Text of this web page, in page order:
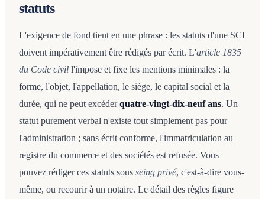
statuts
L'exigence de fond tient en une phrase : les statuts d'une SCI
doivent impérativement être rédigés par écrit. L'article 1835
du Code civil l'impose et fixe les mentions minimales : la
forme, l'objet, l'appellation, le siège, le capital social et la
durée, qui ne peut excéderquatre-vingt-dix-neuf ans. Un
statut purement verbal n'existe tout simplement pas pour
l'administration ; sans écrit conforme, l'immatriculation au
registre du commerce et des sociétés est refusée. Vous
pouvez rédiger ces statuts sous seing privé, c'est-à-dire vous-
même, ou recourir à un notaire. Le détail des règles figure